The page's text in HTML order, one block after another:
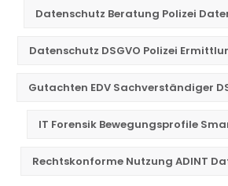
Datenschutz Beratung Polizei
Datenschutz DSGVO Polizei
Gutachten EDV Sachverständiger
IT Forensik Bewegungsprofile
Rechtskonforme Nutzung ADINT